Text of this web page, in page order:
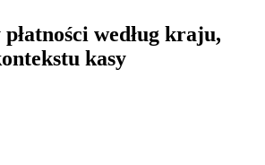
według kraju,
kasy